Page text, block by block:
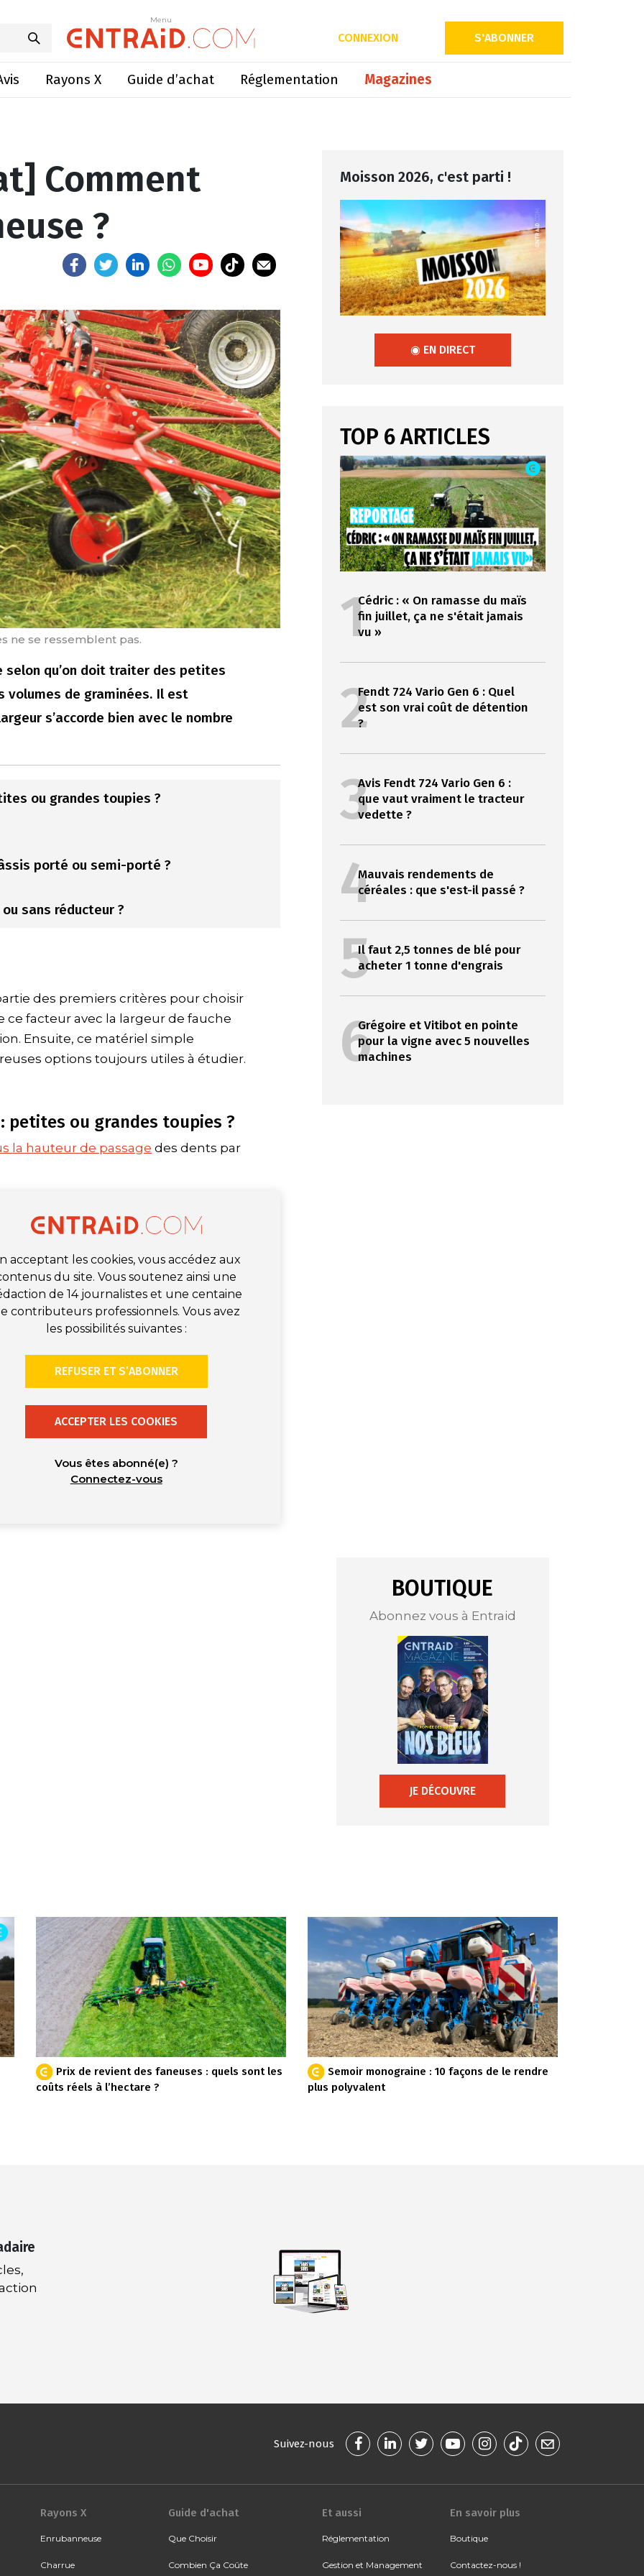
Menu
CONNEXION S'ABONNER
Rayons X Guide d’achat Réglementation Magazines
Menu
Comment choisir sa faneuse ?
Comment
?
ne se ressemblent pas.
selon qu’on doit traiter des petites
volumes de graminées. Il est
s’accorde bien avec le nombre
ou grandes toupies ?
porté ou semi-porté ?
sans réducteur ?
des premiers critères pour choisir
ce facteur avec la largeur de fauche
Ensuite, ce matériel simple
options toujours utiles à étudier.
petites ou grandes toupies ?
la hauteur de passage des dents par
acceptant les cookies, vous accédez aux
du site. Vous soutenez ainsi une
de 14 journalistes et une centaine
contributeurs professionnels. Vous avez
les possibilités suivantes :
REFUSER ET S’ABONNER
ACCEPTER LES COOKIES
Vous êtes abonné(e) ?
Connectez-vous
Moisson 2026, c'est parti !
◉ EN DIRECT
TOP 6 ARTICLES
1Cédric : « On ramasse du maïs
fin juillet, ça ne s'était jamais
vu »
2Fendt 724 Vario Gen 6 : Quel
est son vrai coût de détention
?
3Avis Fendt 724 Vario Gen 6 :
que vaut vraiment le tracteur
vedette ?
4Mauvais rendements de
céréales : que s'est-il passé ?
5Il faut 2,5 tonnes de blé pour
acheter 1 tonne d'engrais
6Grégoire et Vitibot en pointe
pour la vigne avec 5 nouvelles
machines
BOUTIQUE
Abonnez vous à Entraid
JE DÉCOUVRE
Prix de revient des faneuses : quels sont les
coûts réels à l’hectare ?
Semoir monograine : 10 façons de le rendre
plus polyvalent
Suivez-nous
Rayons X
Enrubanneuse
Charrue
Guide d'achat
Que Choisir
Combien Ça Coûte
Et aussi
Réglementation
Gestion et Management
En savoir plus
Boutique
Contactez-nous !